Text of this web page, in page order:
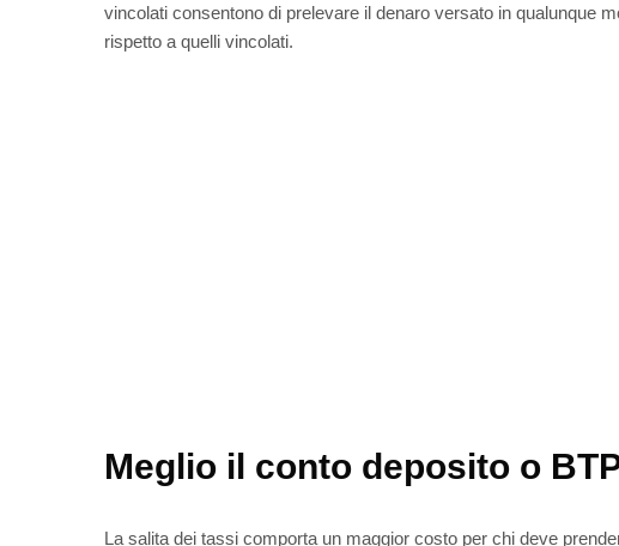
vincolati consentono di prelevare il denaro versato in qualunque
rispetto a quelli vincolati.
Meglio il conto deposito o
La salita dei tassi comporta un maggior costo per chi deve